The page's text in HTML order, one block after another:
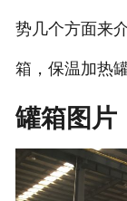
势几个方面来
箱，保温加热
罐箱图片